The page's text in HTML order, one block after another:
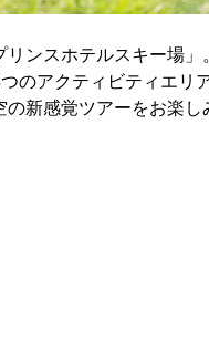
ンスホテルスキー場
のアクティビティエリ
新感覚ツアーをお楽し